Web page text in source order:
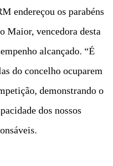
endereçou os parabéns
Maior, vencedora desta
alcançado. “É
do concelho ocuparem
demonstrando o
dos nossos